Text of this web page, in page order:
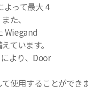
って最大 4
た、
Wiegand
ています。
より、Door
使用することができ